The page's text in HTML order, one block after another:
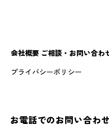
会社概要 ご相談・お問い合わ
プライバシーポリシー
お電話でのお問い合わせ